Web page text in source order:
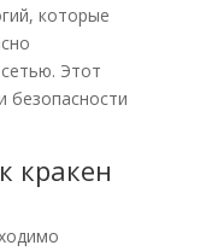
которые
Этот
безопасности
кракен